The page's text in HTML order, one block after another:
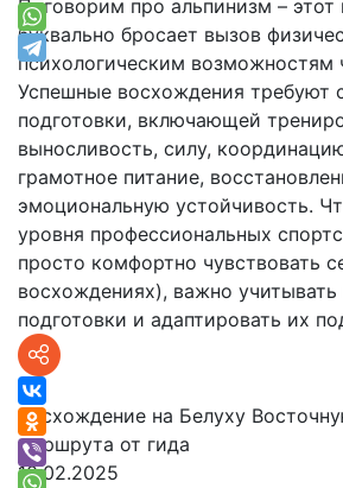
Поговорим про альпинизм – этот
буквально бросает вызов
психологическим возможностям
Успешные восхождения требуют
подготовки, включающей
выносливость, силу,
грамотное питание,
эмоциональную устойчивость.
уровня профессиональных
просто комфортно чувствовать
восхождениях), важно учитывать
подготовки и адаптировать их
Восхождение на Белуху
маршрута от гида
10.02.2025